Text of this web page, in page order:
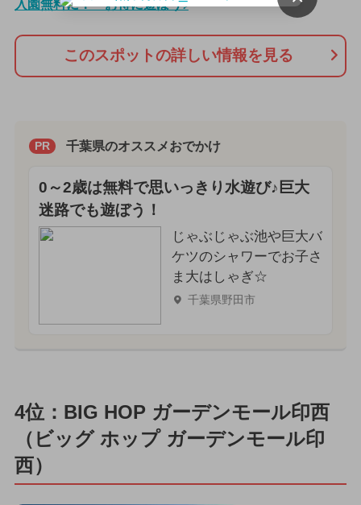
入園無料に！ お得に遊ぼう♪
このスポットの詳しい情報を見る
PR 千葉県のオススメおでかけ
0～2歳は無料で思いっきり水遊び♪巨大
迷路でも遊ぼう！
じゃぶじゃぶ池や巨大バ
ケツのシャワーでお子さ
ま大はしゃぎ☆
千葉県野田市
4位：BIG HOP ガーデンモール印西
（ビッグ ホップ ガーデンモール印
西）